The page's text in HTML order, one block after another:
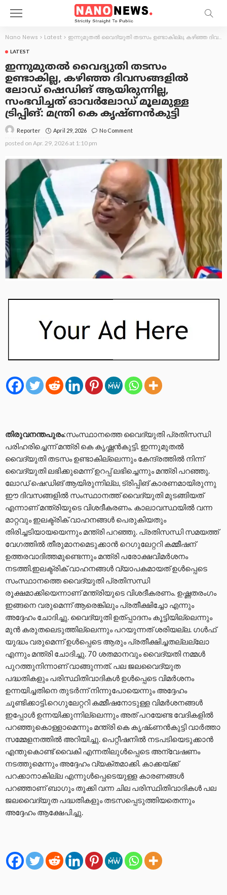
Nano News > Latest > ഇന്നുമുതല്‍ വൈദ്യുതി തടസം ഉണ്ടാകില്ല, കഴിഞ്ഞ ദിവസങ്ങളില്‍ ലോഡ് ഷെഡിങ് ആയിരുന്നില്ല, സംഭവിച്ചത് ഓവര്‍ലോഡ് മൂലമുള്ള ട്രിപ്പിങ്: മന്ത്രി കെ കൃഷ്ണന്‍കുട്ടി
LATEST
ഇന്നുമുതല്‍ വൈദ്യുതി തടസം
ഉണ്ടാകില്ല, കഴിഞ്ഞ ദിവസങ്ങളില്‍
ലോഡ് ഷെഡിങ് ആയിരുന്നില്ല,
സംഭവിച്ചത് ഓവര്‍ലോഡ് മൂലമുള്ള
ട്രിപ്പിങ്: മന്ത്രി കെ കൃഷ്ണന്‍കുട്ടി
Reporter April 29, 2026 No Comment
posted on Apr. 29, 2026 at 1:10 pm
തിരുവനന്തപുരം:സംസ്ഥാനത്തെ വൈദ്യുതി പ്രതിസന്ധി
പരിഹരിച്ചെന്ന് മന്ത്രി കെ കൃഷ്ണന്‍കുട്ടി. ഇന്നുമുതല്‍
വൈദ്യുതി തടസം ഉണ്ടാകില്ലെന്നും കേന്ദ്രത്തില്‍ നിന്ന്
വൈദ്യുതി ലഭിക്കുമെന്ന് ഉറപ്പ് ലഭിച്ചെന്നും മന്ത്രി പറഞ്ഞു.
ലോഡ് ഷെഡിങ് ആയിരുന്നില്ല, ട്രിപ്പിങ് കാരണമായിരുന്നു
ഈ ദിവസങ്ങളില്‍ സംസ്ഥാനത്ത് വൈദ്യുതി മുടങ്ങിയത്
എന്നാണ് മന്ത്രിയുടെ വിശദീകരണം. കാലാവസ്ഥയില്‍ വന്ന
മാറ്റവും ഇലക്ട്രിക് വാഹനങ്ങള്‍ പെരുകിയതും
തിരിച്ചടിയായയെന്നും മന്ത്രി പറഞ്ഞു. പ്രതിസന്ധി സമയത്ത്
വേഗത്തില്‍ തീരുമാനമെടുക്കാന്‍ റെഗുലേറ്ററി കമ്മീഷന്
ഉത്തരവാദിത്തമുണ്ടെന്നും മന്ത്രി പരോക്ഷവിമര്‍ശനം
നടത്തി.ഇലക്ട്രിക് വാഹനങ്ങള്‍ വ്യാപകമായത് ഉള്‍പ്പെടെ
സംസ്ഥാനത്തെ വൈദ്യുതി പ്രതിസന്ധി
രൂക്ഷമാക്കിയെന്നാണ് മന്ത്രിയുടെ വിശദീകരണം. ഉഷ്ണതരംഗം
ഇങ്ങനെ വരുമെന്ന് ആരെങ്കിലും പ്രതീക്ഷിച്ചോ എന്നും
അദ്ദേഹം ചോദിച്ചു. വൈദ്യുതി ഉത്പ്പാദനം കൂട്ടിയില്ലെന്നും
മുന്‍ കരുതലെടുത്തില്ലെന്നും പറയുന്നത് ശരിയല്ല. ഗള്‍ഫ്
യുദ്ധം വരുമെന്ന് ഉള്‍പ്പെടെ ആരും പ്രതീക്ഷിച്ചതല്ലല്ലോ
എന്നും മന്ത്രി ചോദിച്ചു. 70 ശതമാനവും വൈദ്യതി നമ്മള്‍
പുറത്തുനിന്നാണ് വാങ്ങുന്നത്. പല ജലവൈദ്യുത
പദ്ധതികളും പരിസ്ഥിതിവാദികള്‍ ഉള്‍പ്പെടെ വിമര്‍ശനം
ഉന്നയിച്ചതിനെ തുടര്‍ന്ന് നിന്നുപോയെന്നും അദ്ദേഹം
ചൂണ്ടിക്കാട്ടി.റെഗുലേറ്ററി കമ്മീഷനോടുള്ള വിമര്‍ശനങ്ങള്‍
ഇപ്പോള്‍ ഉന്നയിക്കുന്നില്ലെന്നും അത് പറയേണ്ട വേദികളില്‍
പറഞ്ഞുകൊള്ളാമെന്നും മന്ത്രി കെ കൃഷ്ംണന്‍കുട്ടി വാര്‍ത്താ
സമ്മേളനത്തില്‍ അറിയിച്ചു. പെറ്റീഷനില്‍ നടപടിയെടുക്കാന്‍
എന്തുകൊണ്ട് വൈകി എന്നതിലുള്‍പ്പെടെ അന്വേഷണം
നടത്തുമെന്നും അദ്ദേഹം വ്യക്തമാക്കി. കാക്കയ്ക്ക്
പറക്കാനാകില്ല എന്നുള്‍പ്പെടെയുള്ള കാരണങ്ങള്‍
പറഞ്ഞാണ് ബാഗും തൂക്കി വന്ന ചില പരിസ്ഥിതിവാദികള്‍ പല
ജലവൈദ്യുത പദ്ധതികളും തടസപ്പെടുത്തിയതെന്നും
അദ്ദേഹം ആക്ഷേപിച്ചു.